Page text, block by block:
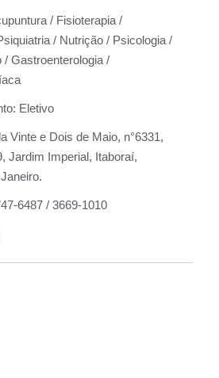
/ Fisioterapia /
/ Nutrição / Psicologia /
/ Gastroenterologia /
Eletivo
Vinte e Dois de Maio, n°6331,
Jardim Imperial, Itaboraí,
6487 / 3669-1010